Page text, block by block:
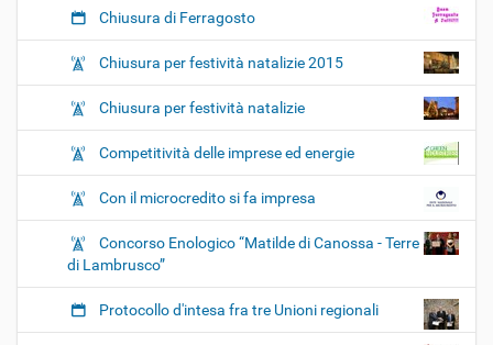
Chiusura di Ferragosto
Chiusura per festività natalizie 2015
Chiusura per festività natalizie
Competitività delle imprese ed energie
Con il microcredito si fa impresa
Concorso Enologico “Matilde di Canossa - Terre
di Lambrusco”
Protocollo d'intesa fra tre Unioni regionali